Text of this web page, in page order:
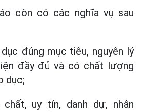
còn có các nghĩa vụ sau
dục đúng mục tiêu, nguyên lý
đầy đủ và có chất lượng
dục;
uy tín, danh dự, nhân